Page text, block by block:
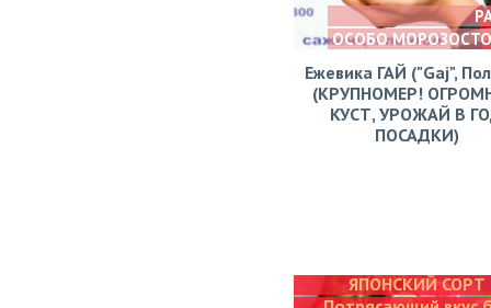
ОСОБО
Ежевика ГАЙ ("Gaj",
(КРУПНОМЕР!
КУСТ, УРОЖАЙ В
ПОСАДКИ)
ЯПОНСКИЙ СОРТ